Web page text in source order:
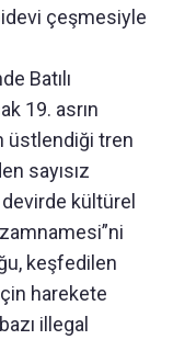
çeşmesiyle
Batılı
19. asrın
üstlendiği tren
sayısız
devirde kültürel
keşfedilen
harekete
illegal